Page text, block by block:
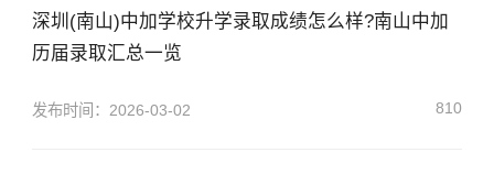
深圳(南山)中加学校升学录取成绩怎么样?南山中加
历届录取汇总一览
810
发布时间：2026-03-02